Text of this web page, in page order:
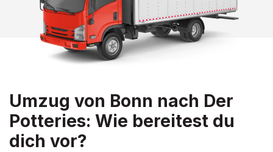
Umzug von Bonn nach Der
Potteries: Wie bereitest du
dich vor?